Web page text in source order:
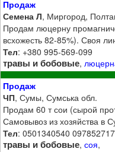
Продаж
Семена Л, Миргород,
Продам люцерну
всхожесть 82-85%). Своя
Тел: +380 995-569-099
травы и бобовые,
Продаж
ЧП, Сумы, Сумська обл.
Продам 60 т сои (сырой
Самовывоз из хозяйства в
Тел: 0501340540
травы и бобовые,соя,